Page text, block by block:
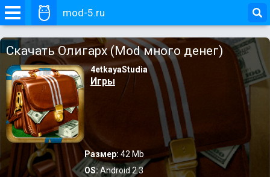
mod-5.ru
Скачать Олигарх (Mod много денег)
4etkayaStudia
Игры
Размер: 42 Mb
OS:Android 2.3